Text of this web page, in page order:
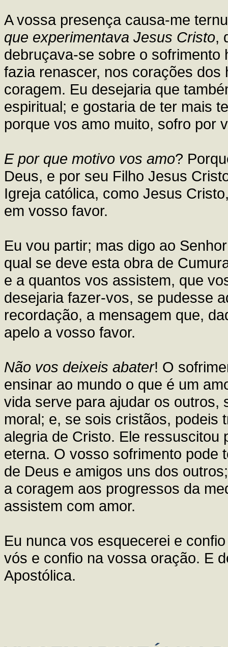
A vossa presença causa-me
que experimentava Jesus Cristo,
debruçava-se sobre o
fazia renascer, nos corações
coragem. Eu desejaria que
espiritual; e gostaria de ter mais
porque vos amo muito, sofro por
E por que motivo vos amo?
Deus, e por seu Filho Jesus
Igreja católica, como Jesus
em vosso favor.
Eu vou partir; mas digo ao
qual se deve esta obra de
e a quantos vos assistem, que
desejaria fazer-vos, se pudesse
recordação, a mensagem que,
apelo a vosso favor.
Não vos deixeis abater! O
ensinar ao mundo o que é um
vida serve para ajudar os outros,
moral; e, se sois cristãos, podeis
alegria de Cristo. Ele
eterna. O vosso sofrimento pode
de Deus e amigos uns dos
a coragem aos progressos da
assistem com amor.
Eu nunca vos esquecerei e
vós e confio na vossa oração. E
Apostólica.